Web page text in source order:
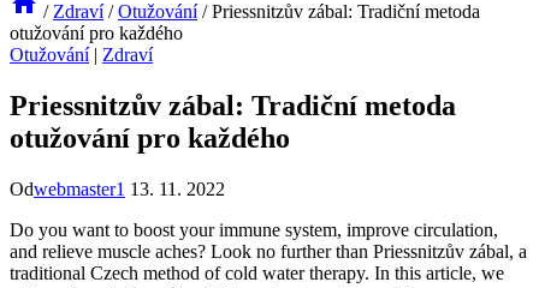
/ Zdraví / Otužování / Priessnitzův zábal: Tradiční metoda
otužování pro každého
Otužování| Zdraví
Priessnitzův zábal: Tradiční metoda
otužování pro každého
Odwebmaster1 13. 11. 2022
Do you want to boost your immune system, improve circulation,
and relieve muscle aches? Look no further than Priessnitzův zábal, a
traditional Czech method of cold water therapy. In this article, we